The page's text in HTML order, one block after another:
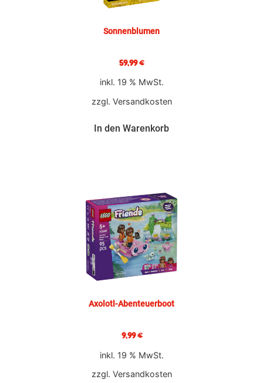
Sonnenblumen
59,99€
inkl. 19 % MwSt.
zzgl. Versandkosten
In den Warenkorb
Axolotl-Abenteuerboot
9,99€
inkl. 19 % MwSt.
zzgl. Versandkosten